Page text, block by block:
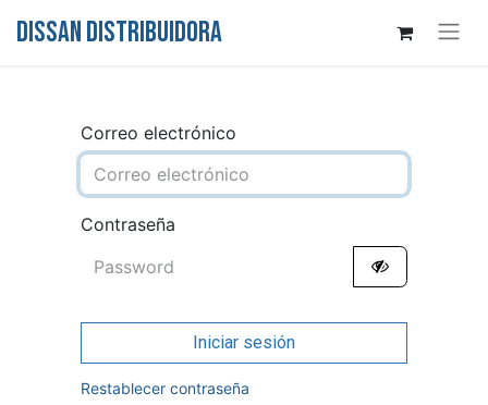
DISSAN DISTRIBUIDORA
Correo electrónico
Contraseña
Iniciar sesión
Restablecer contraseña